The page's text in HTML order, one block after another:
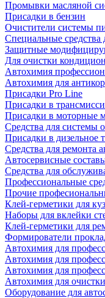
Промывки масляной
Присадки в бензин
Очистители системы
Специальные срeдства
Защитные
Для очистки
Автохимия
Автохимия для
Присадки Pro Line
Присадки в
Присадки в моторные
Средства для системы
Присадки в дизельное
Средства для ремонта
Автосервисные
Средства для
Профессиональные
Прочие
Клей-герметики для
Наборы для вклейки
Клей-герметики для
Формирователи
Автохимия для
Автохимия для
Автохимия для
Автохимия для
Оборудование для